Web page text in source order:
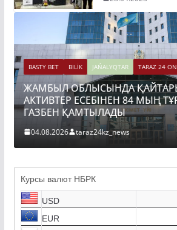
BASTY BET BILİK JAŃALYQTAR TARAZ 24
ЖАМБЫЛ ОБЛЫСЫНДА
АКТИВТЕР ЕСЕБІНЕН 84 МЫҢ
ГАЗБЕН ҚАМТЫЛАДЫ
04.08.2026 taraz24kz_news
Курсы валют НБРК
USD
EUR